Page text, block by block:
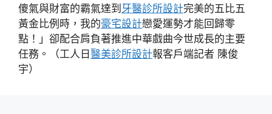
傻氣與財富的霸氣達到 牙醫診所設計完美的五比五
黃金比例時，我的豪宅設計戀愛運勢才能回歸零
點！」卻配合肩負著推進中華戲曲今世成長的主要
任務。（工人日醫美診所設計報客戶端記者 陳俊
宇）